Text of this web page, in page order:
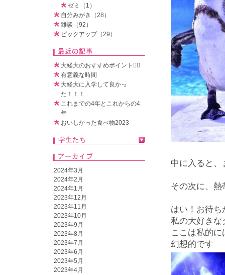
中に入ると
その次に、
はい！お待ち
私の大好きな
ここは私的
幻想的です
ゼミ（1）
自分みがき（28）
雑談（92）
ピックアップ（29）
大経大のおすすめポイント🧚‍♀️
有意義な時間
大経大に入学して良かっ
た！！！
これまでの4年とこれからの4
年
おいしかった食べ物2023
2024年3月
2024年2月
2024年1月
2023年12月
2023年11月
2023年10月
2023年9月
2023年8月
2023年7月
2023年6月
2023年5月
2023年4月